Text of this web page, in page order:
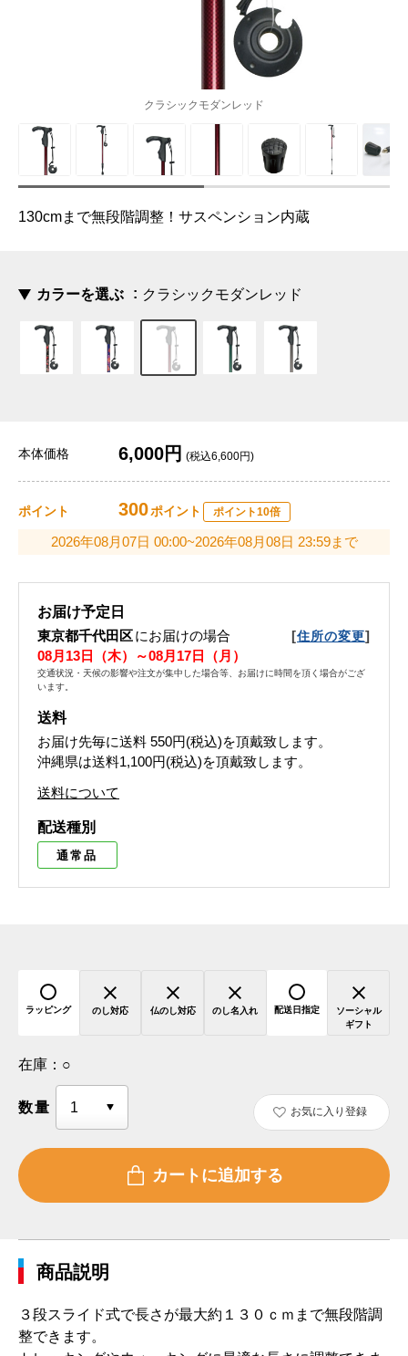
クラシックモダンレッド
130cmまで無段階調整！サスペンション内蔵
カラーを選ぶ クラシックモダンレッド
本体価格 6,000円 (税込6,600円)
ポイント 300ポイント ポイント10倍
2026年08月07日 00:00~2026年08月08日 23:59まで
お届け予定日
東京都千代田区にお届けの場合 [住所の変更]
08月13日（木）～08月17日（月）
交通状況・天候の影響や注文が集中した場合等、お届けに時間を頂く場合がござ
います。
送料
お届け先毎に送料 550円(税込)を頂戴致します。
沖縄県は送料1,100円(税込)を頂戴致します。
送料について
配送種別
通常品
ラッピング のし対応 仏のし対応 のし名入れ 配送日指定
ソーシャル
ギフト
在庫： ○
数量 お気に入り登録
商品説明
３段スライド式で長さが最大約１３０ｃｍまで無段階調
整できます。